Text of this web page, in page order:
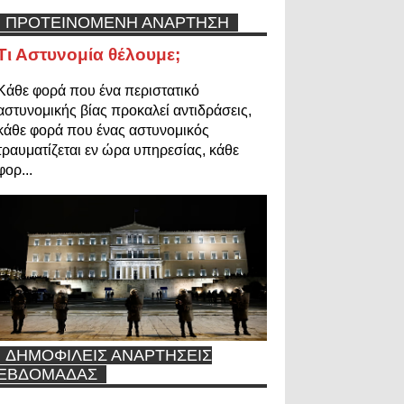
ΠΡΟΤΕΙΝΟΜΕΝΗ ΑΝΑΡΤΗΣΗ
Αστυνομία θέλουμε;
φορά που ένα περιστατικό
βίας προκαλεί αντιδράσεις,
φορά που ένας αστυνομικός
εν ώρα υπηρεσίας, κάθε
ΔΗΜΟΦΙΛΕΙΣ ΑΝΑΡΤΗΣΕΙΣ